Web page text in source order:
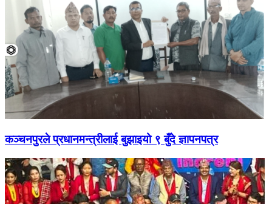
कञ्चनपुरले प्रधानमन्त्रीलाई बुझाइयो ९ बुँदे ज्ञापनपत्र